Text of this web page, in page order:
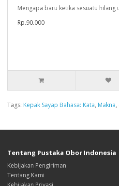
Mengapa baru ketika sesuatu hilang
Rp.90.000
Tags: Kepak Sayap Bahasa: Kata, Makna,
Tentang Pustaka Obor Indonesia
Kebijakan Pengiriman
Tentang Kami